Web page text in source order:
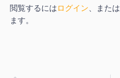
閲覧するには ログイン、または
ます。